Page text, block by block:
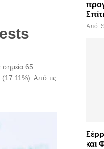
σημεία 65
(17.11%). Από τις
Από:
και